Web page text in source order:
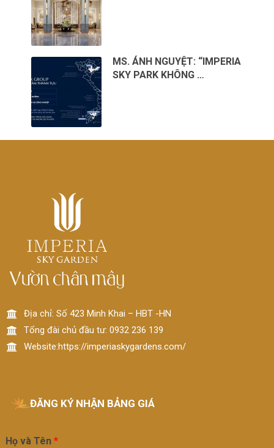
MS. ÁNH NGUYỆT: “IMPERIA
SKY PARK KHÔNG …
Địa chỉ: Số 423 Minh Khai – HBT -HN
Tổng đài chủ đầu tư: 0932 236 139
Website:https://imperiaskygardens.com/
ĐĂNG KÝ NHẬN BẢNG GIÁ
Họ và Tên *